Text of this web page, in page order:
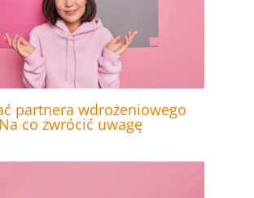
partnera wdrożeniowego
co zwrócić uwagę